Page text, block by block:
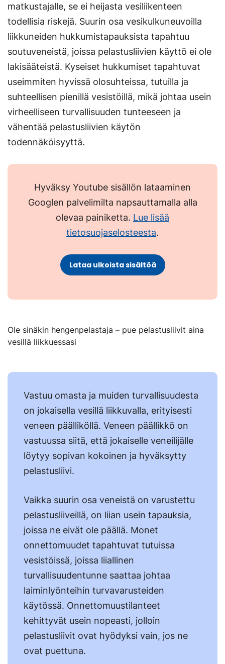
matkustajalle, se ei heijasta vesiliikenteen
todellisia riskejä. Suurin osa vesikulkuneuvoilla
liikkuneiden hukkumistapauksista tapahtuu
soutuveneistä, joissa pelastusliivien käyttö ei ole
lakisääteistä. Kyseiset hukkumiset tapahtuvat
useimmiten hyvissä olosuhteissa, tutuilla ja
suhteellisen pienillä vesistöillä, mikä johtaa usein
virheelliseen turvallisuuden tunteeseen ja
vähentää pelastusliivien käytön
todennäköisyyttä.
Hyväksy Youtube sisällön lataaminen
Googlen palvelimilta napsauttamalla alla
olevaa painiketta. Lue lisää
tietosuojaselosteesta.
Lataa ulkoista sisältöä
Ole sinäkin hengenpelastaja – pue pelastusliivit aina
vesillä liikkuessasi
Vastuu omasta ja muiden turvallisuudesta
on jokaisella vesillä liikkuvalla, erityisesti
veneen päälliköllä. Veneen päällikkö on
vastuussa siitä, että jokaiselle veneilijälle
löytyy sopivan kokoinen ja hyväksytty
pelastusliivi.
Vaikka suurin osa veneistä on varustettu
pelastusliiveillä, on liian usein tapauksia,
joissa ne eivät ole päällä. Monet
onnettomuudet tapahtuvat tutuissa
vesistöissä, joissa liiallinen
turvallisuudentunne saattaa johtaa
laiminlyönteihin turvavarusteiden
käytössä. Onnettomuustilanteet
kehittyvät usein nopeasti, jolloin
pelastusliivit ovat hyödyksi vain, jos ne
ovat puettuna.